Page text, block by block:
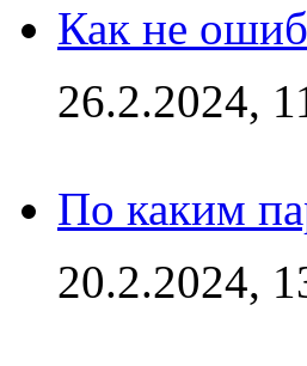
Как не
26.2.2024,
По каким
20.2.2024,